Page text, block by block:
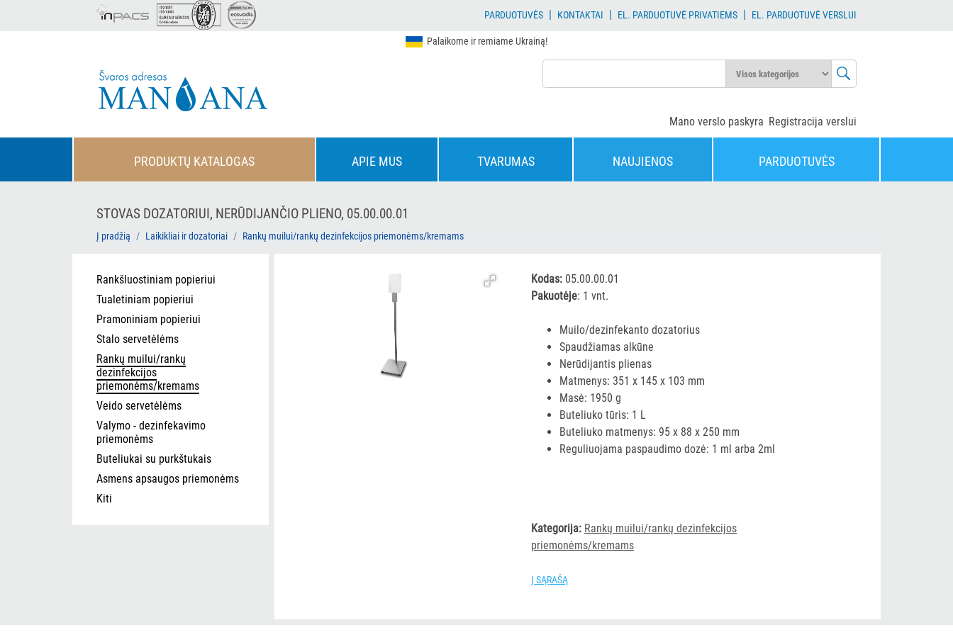
PARDUOTUVĖS| KONTAKTAI | EL. PARDUOTUVĖ PRIVATIEMS| EL. PARDUOTUVĖ VERSLUI
Palaikome ir remiame Ukrainą!
Registracija verslui
Mano verslo paskyra
PRODUKTŲ KATALOGAS APIE MUS TVARUMAS NAUJIENOS PARDUOTUVĖS
STOVAS DOZATORIUI, NERŪDIJANČIO PLIENO, 05.00.00.01
Į pradžią Laikikliai ir dozatoriai Rankų muilui/rankų dezinfekcijos priemonėms/kremams
Rankšluostiniam popieriui
Tualetiniam popieriui
Pramoniniam popieriui
Stalo servetėlėms
Rankų muilui/rankų
dezinfekcijos
priemonėms/kremams
Veido servetėlėms
Valymo - dezinfekavimo
priemonėms
Buteliukai su purkštukais
Asmens apsaugos priemonėms
Kiti
Kodas: 05.00.00.01
Pakuotėje: 1 vnt.
Muilo/dezinfekanto dozatorius
Spaudžiamas alkūne
Nerūdijantis plienas
Matmenys: 351 x 145 x 103 mm
Masė: 1950 g
Buteliuko tūris: 1 L
Buteliuko matmenys: 95 x 88 x 250 mm
Reguliuojama paspaudimo dozė: 1 ml arba 2ml
Kategorija: Rankų muilui/rankų dezinfekcijos
priemonėms/kremams
Į SĄRAŠĄ